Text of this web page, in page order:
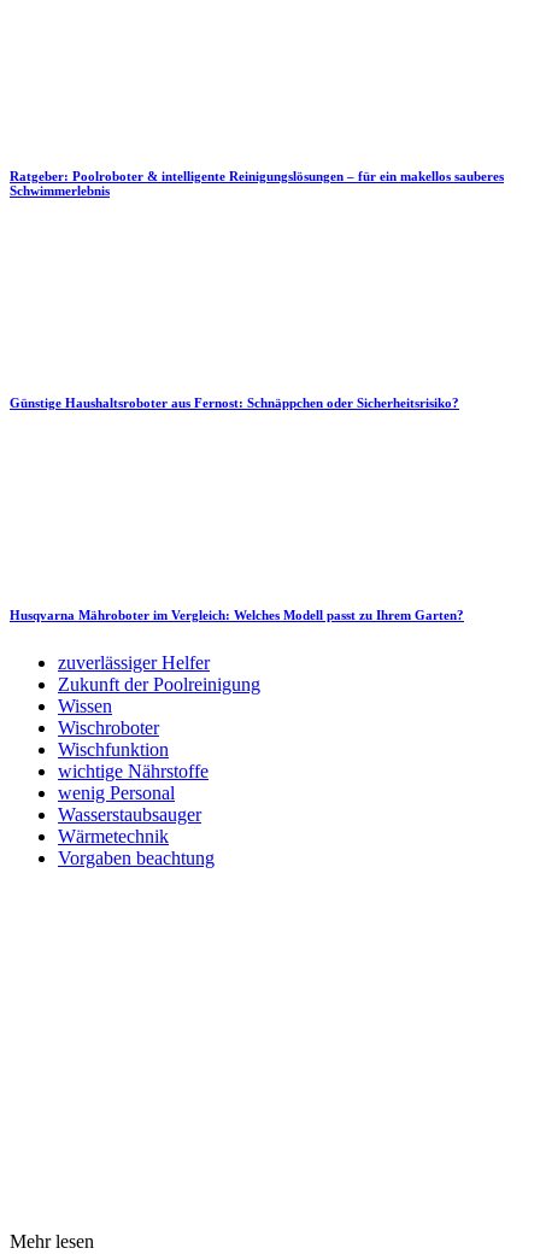
Ratgeber: Poolroboter & intelligente Reinigungslösungen – für ein makellos sauberes
Schwimmerlebnis
Günstige Haushaltsroboter aus Fernost: Schnäppchen oder Sicherheitsrisiko?
Husqvarna Mähroboter im Vergleich: Welches Modell passt zu Ihrem Garten?
zuverlässiger Helfer
Zukunft der Poolreinigung
Wissen
Wischroboter
Wischfunktion
wichtige Nährstoffe
wenig Personal
Wasserstaubsauger
Wärmetechnik
Vorgaben beachtung
Mehr lesen